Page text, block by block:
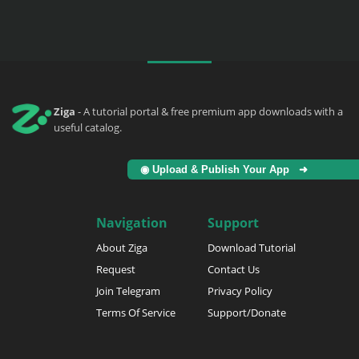
Ziga - A tutorial portal & free premium app downloads with a
useful catalog.
◉ Upload & Publish Your App ➜
Navigation
About Ziga
Request
Join Telegram
Terms Of Service
Support
Download Tutorial
Contact Us
Privacy Policy
Support/Donate